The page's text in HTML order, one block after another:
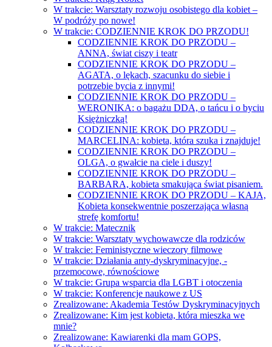
W trakcie: Warsztaty rozwoju osobistego dla kobiet –
W podróży po nowe!
W trakcie: CODZIENNIE KROK DO PRZODU!
CODZIENNIE KROK DO PRZODU –
ANNA, świat ciszy i teatr
CODZIENNIE KROK DO PRZODU –
AGATA, o lękach, szacunku do siebie i
potrzebie bycia z innymi!
CODZIENNIE KROK DO PRZODU –
WERONIKA: o bagażu DDA, o tańcu i o byciu
Księżniczką!
CODZIENNIE KROK DO PRZODU –
MARCELINA: kobieta, która szuka i znajduje!
CODZIENNIE KROK DO PRZODU –
OLGA, o gwałcie na ciele i duszy!
CODZIENNIE KROK DO PRZODU –
BARBARA, kobieta smakująca świat pisaniem.
CODZIENNIE KROK DO PRZODU – KAJA,
Kobieta konsekwentnie poszerzająca własną
strefę komfortu!
W trakcie: Matecznik
W trakcie: Warsztaty wychowawcze dla rodziców
W trakcie: Feministyczne wieczory filmowe
W trakcie: Działania anty-dyskryminacyjne, -
przemocowe, równościowe
W trakcie: Grupa wsparcia dla LGBT i otoczenia
W trakcie: Konferencje naukowe z US
Zrealizowane: Akademia Testów Dyskryminacyjnych
Zrealizowane: Kim jest kobieta, która mieszka we
mnie?
Zrealizowane: Kawiarenki dla mam GOPS,